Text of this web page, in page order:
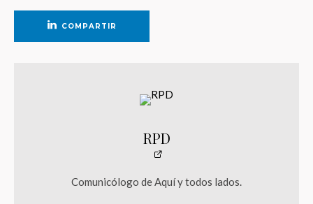
COMPARTIR
RPD
Comunicólogo de Aquí y todos lados.